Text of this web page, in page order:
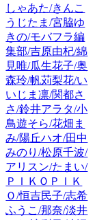
しゃあた/きんこ
うじたま/宮脇ゆ
きの/モバフラ編
集部/吉原由杞/綿
見唯/瓜生花子/奥
森玲/帆苅梨花/い
いじま凛/関都さ
さ/鈴井アラタ/小
鳥遊そら/花畑ま
み/陽丘ハオ/田中
みのり/松原千波/
アリスン/たまい/
ＰＩＫＯＰＩＫ
Ｏ/恒吉民子/志希
ふうこ/那奈/淡井